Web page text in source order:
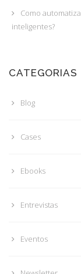
Como
inteligentes?
CATEGORIAS
Blog
Cases
Ebooks
Entrevistas
Eventos